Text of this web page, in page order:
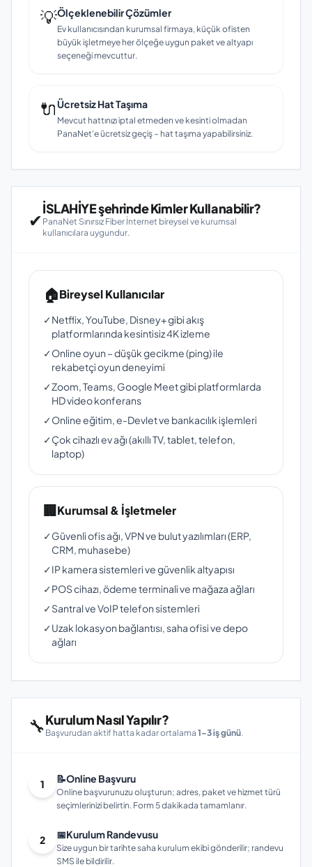
💡Ölçeklenebilir Çözümler
Ev kullanıcısından kurumsal firmaya, küçük ofisten
büyük işletmeye her ölçeğe uygun paket ve altyapı
seçeneği mevcuttur.
🔌Ücretsiz Hat Taşıma
Mevcut hattınızı iptal etmeden ve kesinti olmadan
PanaNet'e ücretsiz geçiş – hat taşıma yapabilirsiniz.
✔
İSLAHİYE şehrinde Kimler Kullanabilir?
PanaNet Sınırsız Fiber İnternet bireysel ve kurumsal
kullanıcılara uygundur.
🏠Bireysel Kullanıcılar
✓Netflix, YouTube, Disney+ gibi akış
platformlarında kesintisiz 4K izleme
✓Online oyun – düşük gecikme (ping) ile
rekabetçi oyun deneyimi
✓Zoom, Teams, Google Meet gibi platformlarda
HD video konferans
✓Online eğitim, e-Devlet ve bankacılık işlemleri
✓Çok cihazlı ev ağı (akıllı TV, tablet, telefon,
laptop)
🏢Kurumsal & İşletmeler
✓Güvenli ofis ağı, VPN ve bulut yazılımları (ERP,
CRM, muhasebe)
✓IP kamera sistemleri ve güvenlik altyapısı
✓POS cihazı, ödeme terminali ve mağaza ağları
✓Santral ve VoIP telefon sistemleri
✓Uzak lokasyon bağlantısı, saha ofisi ve depo
ağları
🔧Kurulum Nasıl Yapılır?
Başvurudan aktif hatta kadar ortalama 1–3 iş günü.
1 📝Online Başvuru
Online başvurunuzu oluşturun; adres, paket ve hizmet türü
seçimlerinizi belirtin. Form 5 dakikada tamamlanır.
2 📅Kurulum Randevusu
Size uygun bir tarihte saha kurulum ekibi gönderilir; randevu
SMS ile bildirilir.